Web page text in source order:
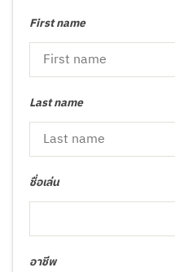
First name
Last name
ชื่อเล่น
อาชีพ